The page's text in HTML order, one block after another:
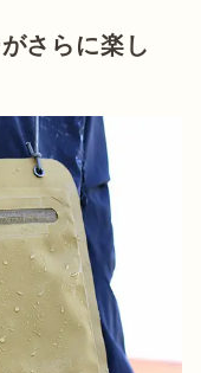
さらに楽し